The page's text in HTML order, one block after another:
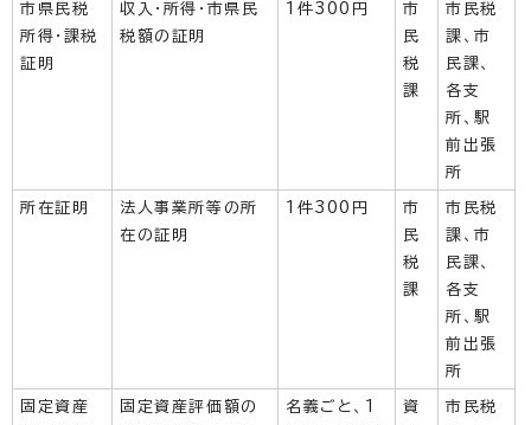
市県民税
所得・課税
証明
収入・所得・市県民
税額の証明
1件300円
市
民
税
課
市民税
課、市
民課、
各支
所、駅
前出張
所
所在証明
法人事業所等の所
在の証明
1件300円
市
民
税
課
市民税
課、市
民課、
各支
所、駅
前出張
所
固定資産
固定資産評価額の
名義ごと、1
資
市民税